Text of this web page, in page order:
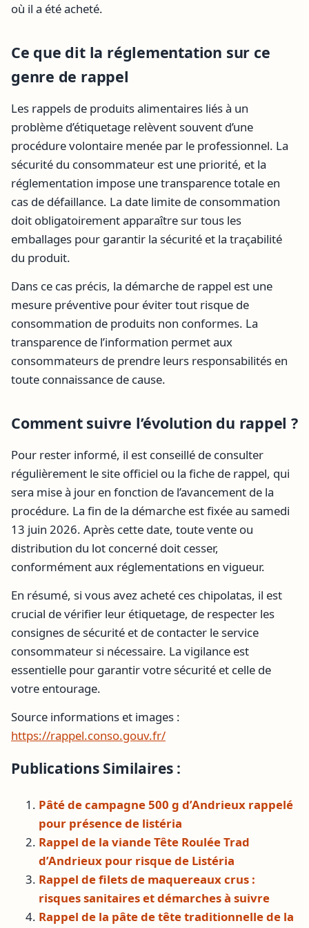
où il a été acheté.
Ce que dit la réglementation sur ce
genre de rappel
Les rappels de produits alimentaires liés à un
problème d’étiquetage relèvent souvent d’une
procédure volontaire menée par le professionnel. La
sécurité du consommateur est une priorité, et la
réglementation impose une transparence totale en
cas de défaillance. La date limite de consommation
doit obligatoirement apparaître sur tous les
emballages pour garantir la sécurité et la traçabilité
du produit.
Dans ce cas précis, la démarche de rappel est une
mesure préventive pour éviter tout risque de
consommation de produits non conformes. La
transparence de l’information permet aux
consommateurs de prendre leurs responsabilités en
toute connaissance de cause.
Comment suivre l’évolution du rappel ?
Pour rester informé, il est conseillé de consulter
régulièrement le site officiel ou la fiche de rappel, qui
sera mise à jour en fonction de l’avancement de la
procédure. La fin de la démarche est fixée au samedi
13 juin 2026. Après cette date, toute vente ou
distribution du lot concerné doit cesser,
conformément aux réglementations en vigueur.
En résumé, si vous avez acheté ces chipolatas, il est
crucial de vérifier leur étiquetage, de respecter les
consignes de sécurité et de contacter le service
consommateur si nécessaire. La vigilance est
essentielle pour garantir votre sécurité et celle de
votre entourage.
Source informations et images :
https://rappel.conso.gouv.fr/
Publications Similaires :
Pâté de campagne 500 g d’Andrieux rappelé
pour présence de listéria
Rappel de la viande Tête Roulée Trad
d’Andrieux pour risque de Listéria
Rappel de filets de maquereaux crus :
risques sanitaires et démarches à suivre
Rappel de la pâte de tête traditionnelle de la